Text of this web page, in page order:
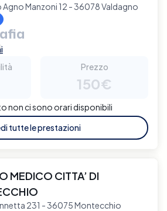
Agno Manzoni 12 - 36078 Valdagno
Prezzo
150€
non ci sono orari disponibili
tutte le prestazioni
MEDICO CITTA’ DI
231 - 36075 Montecchio